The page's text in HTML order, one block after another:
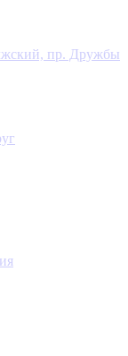
пр. Дружбы